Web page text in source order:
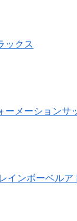
ックス
ーメーションサ
インボーベルア